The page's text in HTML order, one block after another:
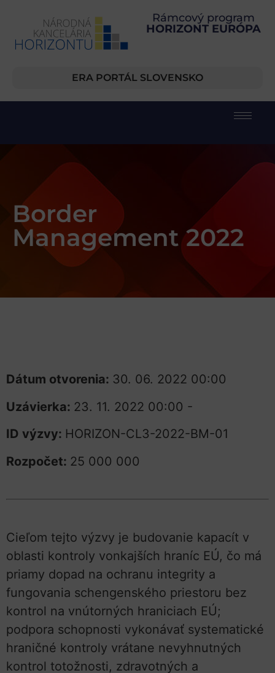
Rámcový program
HORIZONT EURÓPA
ERA PORTÁL SLOVENSKO
Border
Management 2022
Dátum otvorenia: 30. 06. 2022 00:00
Uzávierka: 23. 11. 2022 00:00 -
ID výzvy: HORIZON-CL3-2022-BM-01
Rozpočet: 25 000 000
Cieľom tejto výzvy je budovanie kapacít v
oblasti kontroly vonkajších hraníc EÚ, čo má
priamy dopad na ochranu integrity a
fungovania schengenského priestoru bez
kontrol na vnútorných hraniciach EÚ;
podpora schopnosti vykonávať systematické
hraničné kontroly vrátane nevyhnutných
kontrol totožnosti, zdravotných a